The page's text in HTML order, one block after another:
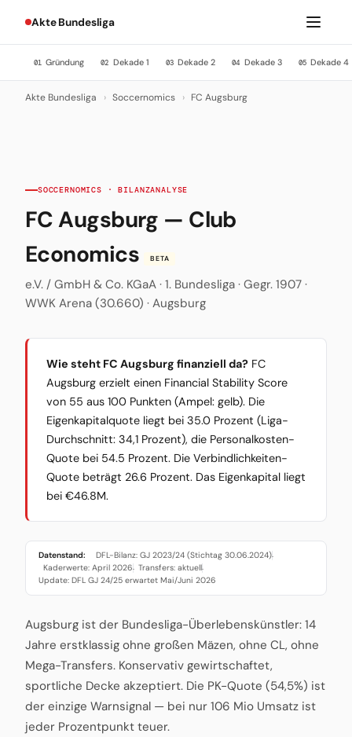
Akte Bundesliga
01 Gründung 02 Dekade 1 03 Dekade 2 04 Dekade 3 05 Dekade 4
Akte Bundesliga › Soccernomics › FC Augsburg
SOCCERNOMICS · BILANZANALYSE
FC Augsburg — Club
Economics
BETA
e.V. / GmbH & Co. KGaA · 1. Bundesliga · Gegr. 1907 ·
WWK Arena (30.660) · Augsburg
Wie steht FC Augsburg finanziell da? FC
Augsburg erzielt einen Financial Stability Score
von 55 aus 100 Punkten (Ampel: gelb). Die
Eigenkapitalquote liegt bei 35.0 Prozent (Liga-
Durchschnitt: 34,1 Prozent), die Personalkosten-
Quote bei 54.5 Prozent. Die Verbindlichkeiten-
Quote beträgt 26.6 Prozent. Das Eigenkapital liegt
bei €46.8M.
Datenstand: DFL-Bilanz: GJ 2023/24 (Stichtag 30.06.2024)·
Kaderwerte: April 2026· Transfers: aktuell·
Update: DFL GJ 24/25 erwartet Mai/Juni 2026
Augsburg ist der Bundesliga-Überlebenskünstler: 14
Jahre erstklassig ohne großen Mäzen, ohne CL, ohne
Mega-Transfers. Konservativ gewirtschaftet,
sportliche Decke akzeptiert. Die PK-Quote (54,5%) ist
der einzige Warnsignal — bei nur 106 Mio Umsatz ist
jeder Prozentpunkt teuer.